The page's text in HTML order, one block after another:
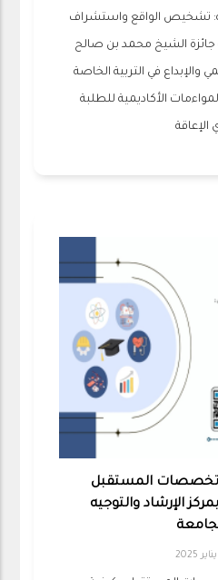
تشخيص الواقع واستشراف
الشيخ محمد بن صالح
في التربية الخاصة
الأكاديمية للطلبة
الإعاقة
المستقبل
الإرشاد والتوجيه